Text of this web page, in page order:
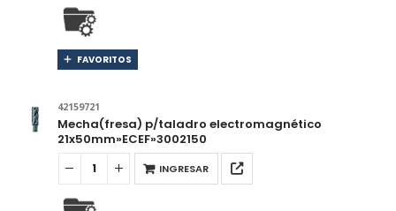
FAVORITOS
42159721
Mecha(fresa) p/taladro electromagnético
21x50mm»ECEF»3002150
INGRESAR